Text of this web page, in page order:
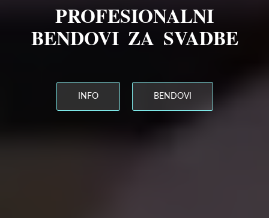
PROFESIONALNI
BENDOVI ZA SVADBE
INFO BENDOVI